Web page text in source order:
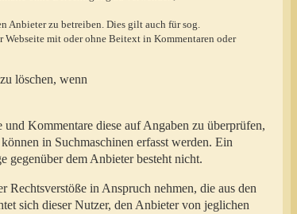
Anbieter zu betreiben. Dies gilt auch für sog.
Webseite mit oder ohne Beitext in Kommentaren oder
löschen, wenn
Kommentare diese auf Angaben zu überprüfen,
in Suchmaschinen erfasst werden. Ein
gegenüber dem Anbieter besteht nicht.
in Anspruch nehmen, die aus den
sich dieser Nutzer, den Anbieter von jeglichen